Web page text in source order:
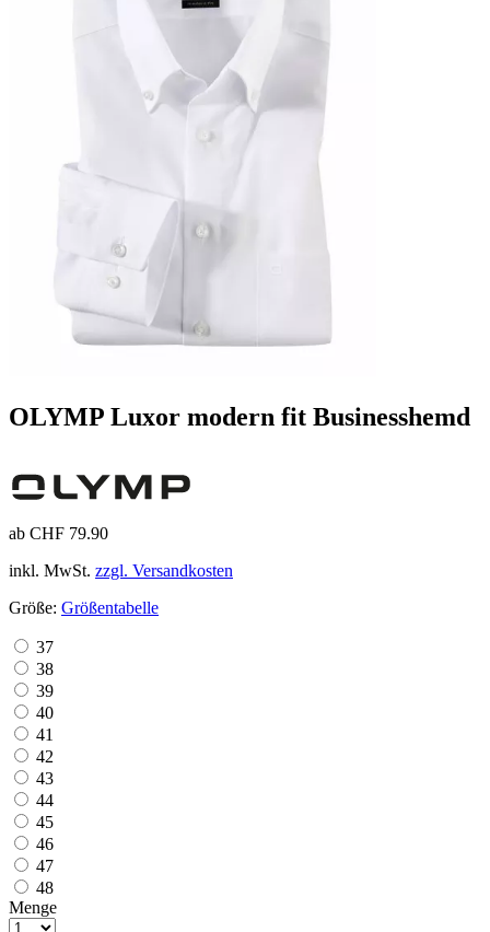
OLYMP Luxor modern fit Businesshemd
ab CHF 79.90
inkl. MwSt. zzgl. Versandkosten
Größe: Größentabelle
37
38
39
40
41
42
43
44
45
46
47
48
Menge